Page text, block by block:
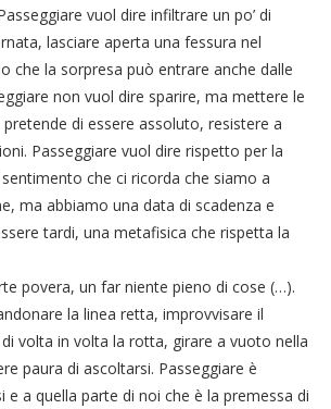
vuol dire infiltrare un po’ di
lasciare aperta una fessura nel
che la sorpresa può entrare anche dalle
non vuol dire sparire, ma mettere le
di essere assoluto, resistere a
Passeggiare vuol dire rispetto per la
che ci ricorda che siamo a
ma abbiamo una data di scadenza e
tardi, una metafisica che rispetta la
povera, un far niente pieno di cose (…).
la linea retta, improvvisare il
volta in volta la rotta, girare a vuoto nella
paura di ascoltarsi. Passeggiare è
e a quella parte di noi che è la premessa di